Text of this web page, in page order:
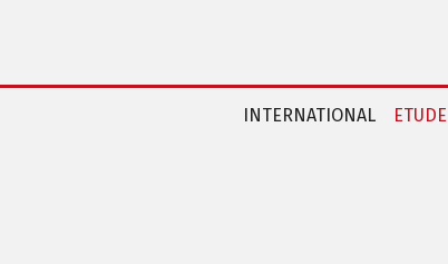
INTERNATIONAL ETUDE